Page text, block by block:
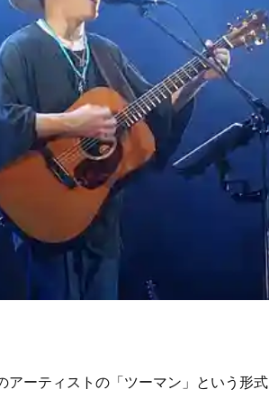
アーティストの「ツーマン」という形式